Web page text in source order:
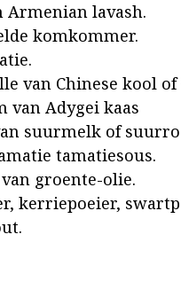
Armenian lavash.
komkommer.
van Chinese kool of
van Adygei kaas
suurmelk of
tamatiesous.
groente-olie.
kerriepoeier,